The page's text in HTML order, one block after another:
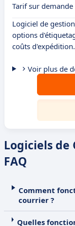
Tarif sur demande
Logiciel de
options
coûts d'expédition.
Voir plus de
Logiciels de
FAQ
Comment
courrier ?
Quelles